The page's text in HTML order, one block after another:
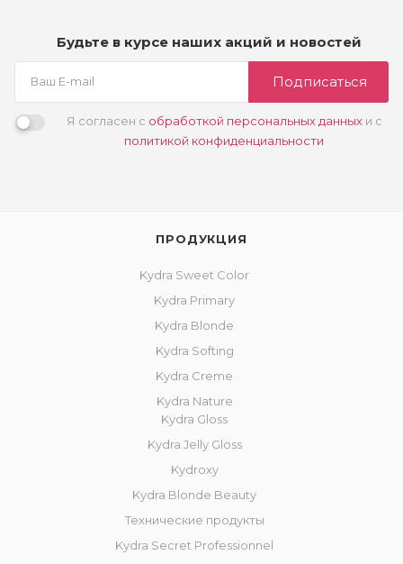
Будьте в курсе наших акций и новостей
Подписаться
Я согласен с обработкой персональных данныхи с
политикой конфиденциальности
ПРОДУКЦИЯ
Kydra Sweet Color
Kydra Primary
Kydra Blonde
Kydra Softing
Kydra Creme
Kydra Nature
Kydra Gloss
Kydra Jelly Gloss
Kydroxy
Kydra Blonde Beauty
Технические продукты
Kydra Secret Professionnel